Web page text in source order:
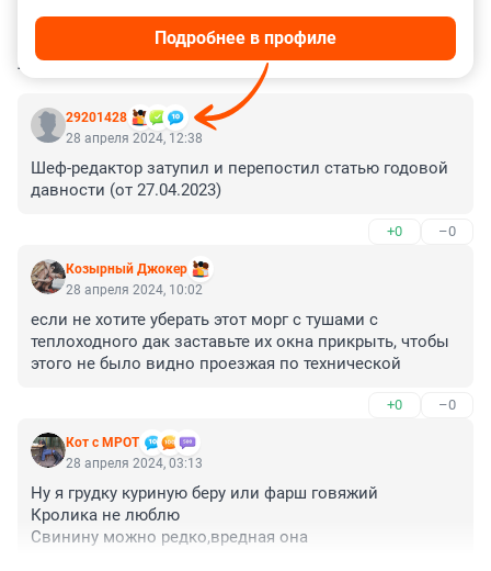
КОММЕНТАРИИ 131
29201428
Подробнее в профиле
28 апреля 2024, 12:38
Шеф-редактор затупил и перепостил статью годовой
давности (от 27.04.2023)
+0 –0
Козырный Джокер
28 апреля 2024, 10:02
если не хотите уберать этот морг с тушами с
теплоходного дак заставьте их окна прикрыть, чтобы
этого не было видно проезжая по технической
+0 –0
Кот с МРОТ
28 апреля 2024, 03:13
Ну я грудку куриную беру или фарш говяжий
Кролика не люблю
Свинину можно редко,вредная она